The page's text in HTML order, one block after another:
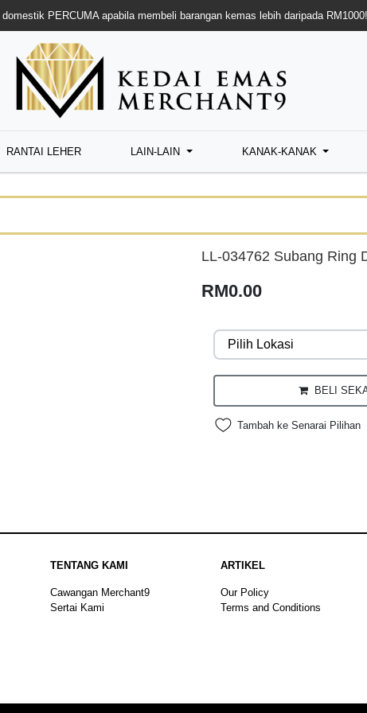
domestik PERCUMA apabila membeli barangan kemas lebih daripada RM1000!
RANTAI LEHER LAIN-LAIN KANAK-KANAK
LL-034762 Subang Ring
RM0.00
BELI
Tambah ke Senarai Pilihan
TENTANG KAMI
Cawangan Merchant9
Sertai Kami
ARTIKEL
Our Policy
Terms and Conditions